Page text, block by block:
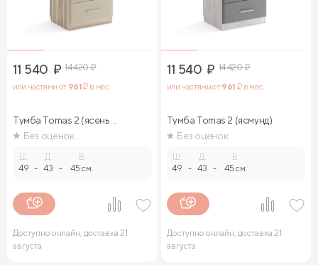
11 540 ₽ 14 420₽
или частями от 961₽ в мес.
Тумба Tomas 2 (ясень
ориноко)
Без оценок
49 -
Д.
43 -
В.
45 см.
Доступно онлайн, доставка 21
августа
11 540 ₽ 14 420₽
или частями от961 ₽ в мес.
Тумба Tomas 2 (ясмунд)
Без оценок
49 -
Д.
43 -
В.
45 см.
Доступно онлайн, доставка 21
августа